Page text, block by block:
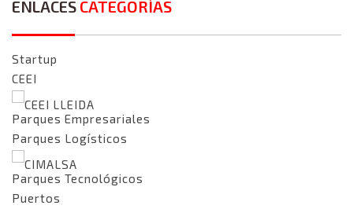
ENLACES CATEGORÍAS
Startup
CEEI
CEEI LLEIDA
Parques Empresariales
Parques Logísticos
CIMALSA
Parques Tecnológicos
Puertos